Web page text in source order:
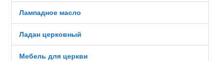
Лампадное масло
Ладан церковный
Мебель для церкви